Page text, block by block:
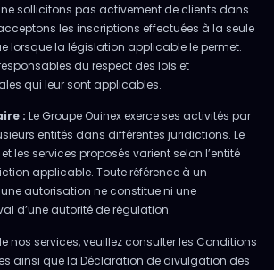
sollicitons pas activement de clients dans
les inscriptions effectuées à la seule
lorsque la législation applicable le permet.
du respect des lois et
qui leur sont applicables.
: Le Groupe Ouinex exerce ses activités par
entités dans différentes juridictions. Le
les services proposés varient selon l’entité
applicable. Toute référence à un
autorisation ne constitue ni une
d’une autorité de régulation.
nos services, veuillez consulter les Conditions
ainsi que la Déclaration de divulgation des